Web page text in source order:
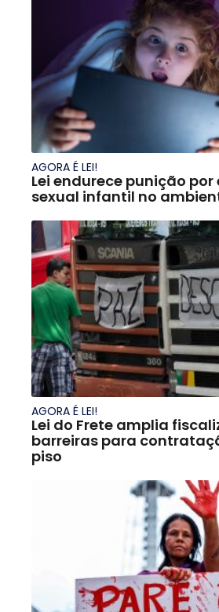
AGORA É LEI!
Lei endurece punição
sexual infantil no
AGORA É LEI!
Lei do Frete amplia
barreiras para
piso